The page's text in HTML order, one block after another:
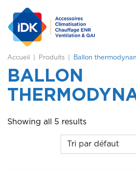
Accueil Produits Ballon
BALLON
Showing all 5 results